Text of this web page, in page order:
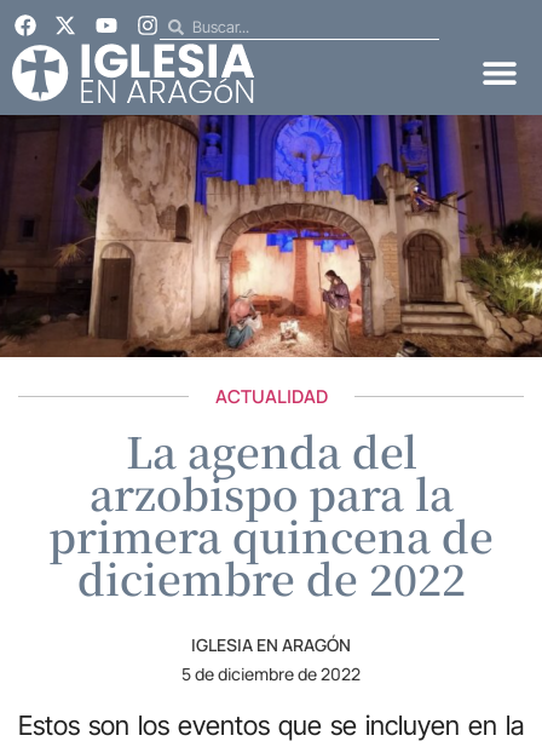
ACTUALIDAD
La agenda del
arzobispo para la
primera quincena de
diciembre de 2022
IGLESIA EN ARAGÓN
5 de diciembre de 2022
Estos son los eventos que se incluyen en la